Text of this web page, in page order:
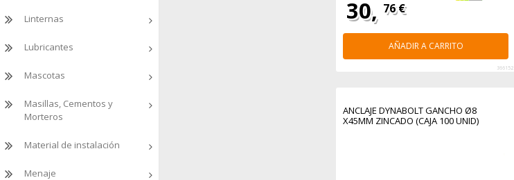
Linternas
Lubricantes
Mascotas
Masillas, Cementos y
Morteros
Material de instalación
Menaje
30, 76 €
AÑADIR A CARRITO
366152
ANCLAJE DYNABOLT GANCHO Ø8
X45MM ZINCADO (CAJA 100 UNID)